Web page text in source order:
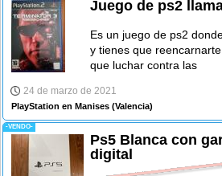
Juego de ps2
Es un juego de ps2
y tienes que
que luchar contra las
24 de marzo de 2021
PlayStation en Manises (Valencia)
-VENDO-
Ps5 Blanca con
digital